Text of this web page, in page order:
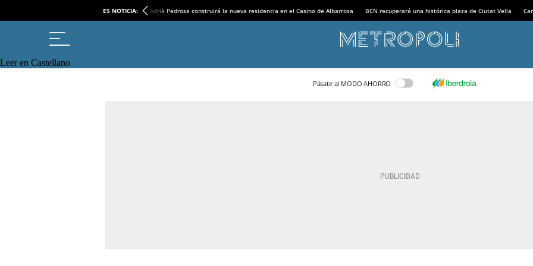
ES NOTICIA: Adrià Pedrosa construirá la nueva residencia en el Casino de Albarrosa BCN recuperará una histórica plaza de Ciutat Vella
Leer en Castellano
Pásate al MODO AHORRO